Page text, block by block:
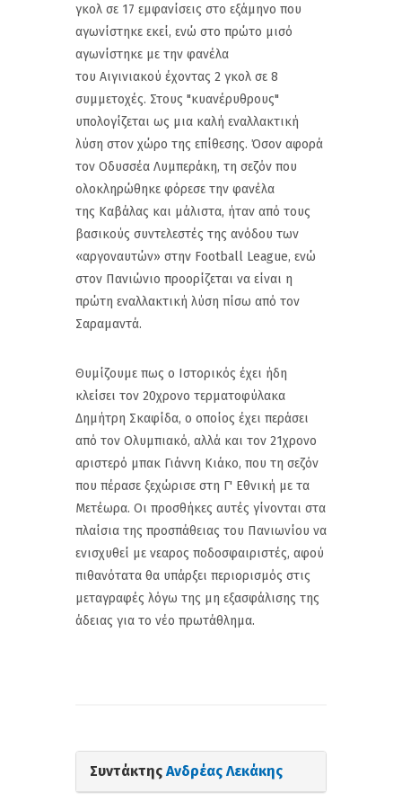
γκολ σε 17 εμφανίσεις στο εξάμηνο που
αγωνίστηκε εκεί, ενώ στο πρώτο μισό
αγωνίστηκε με την φανέλα
του Αιγινιακού έχοντας 2 γκολ σε 8
συμμετοχές. Στους "κυανέρυθρους"
υπολογίζεται ως μια καλή εναλλακτική
λύση στον χώρο της επίθεσης. Όσον αφορά
τον Οδυσσέα Λυμπεράκη, τη σεζόν που
ολοκληρώθηκε φόρεσε την φανέλα
της Καβάλας και μάλιστα, ήταν από τους
βασικούς συντελεστές της ανόδου των
«αργοναυτών» στην Football League, ενώ
στον Πανιώνιο προορίζεται να είναι η
πρώτη εναλλακτική λύση πίσω από τον
Σαραμαντά.
Θυμίζουμε πως ο Ιστορικός έχει ήδη
κλείσει τον 20χρονο τερματοφύλακα
Δημήτρη Σκαφίδα, ο οποίος έχει περάσει
από τον Ολυμπιακό, αλλά και τον 21χρονο
αριστερό μπακ Γιάννη Κιάκο, που τη σεζόν
που πέρασε ξεχώρισε στη Γ' Εθνική με τα
Μετέωρα. Οι προσθήκες αυτές γίνονται στα
πλαίσια της προσπάθειας του Πανιωνίου να
ενισχυθεί με νεαρος ποδοσφαιριστές, αφού
πιθανότατα θα υπάρξει περιορισμός στις
μεταγραφές λόγω της μη εξασφάλισης της
άδειας για το νέο πρωτάθλημα.
Συντάκτης Ανδρέας Λεκάκης